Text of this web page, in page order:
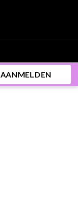
AANMELDEN